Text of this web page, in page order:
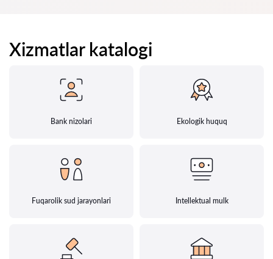
Xizmatlar katalogi
Bank nizolari Ekologik huquq
Fuqarolik sud jarayonlari Intellektual mulk